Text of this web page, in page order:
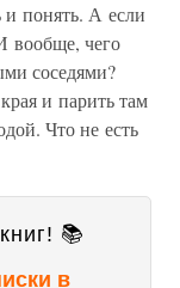
и понять. А если
вообще, чего
соседями?
и парить там
Что не есть
📚
в